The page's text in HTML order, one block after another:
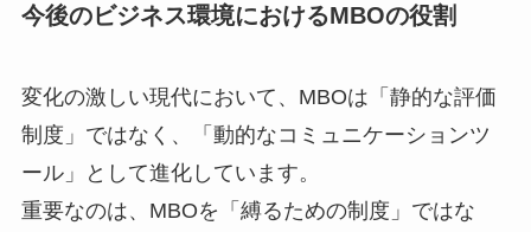
今後のビジネス環境におけるMBOの役割
変化の激しい現代において、MBOは「静的な評価
制度」ではなく、「動的なコミュニケーションツ
ール」として進化しています。
重要なのは、MBOを「縛るための制度」ではな